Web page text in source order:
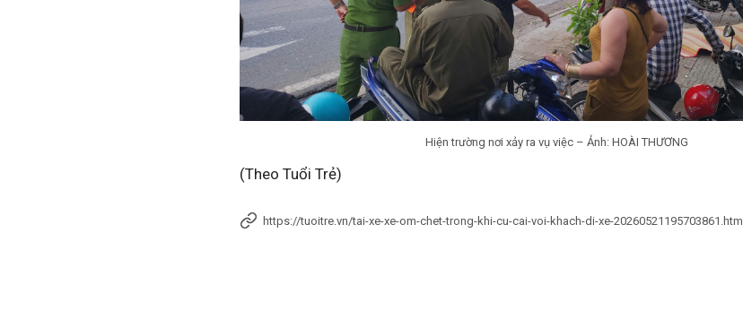
Hiện trường nơi xảy ra vụ việc – Ảnh: HOÀI THƯƠNG
(Theo Tuổi Trẻ)
https://tuoitre.vn/tai-xe-xe-om-chet-trong-khi-cu-cai-voi-khach-di-xe-20260521195703861.htm